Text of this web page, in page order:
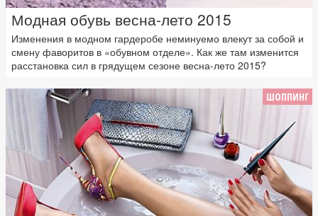
Модная обувь весна-лето 2015
Изменения в модном гардеробе неминуемо влекут за собой и
смену фаворитов в «обувном отделе». Как же там изменится
расстановка сил в грядущем сезоне весна-лето 2015?
ШОППИНГ